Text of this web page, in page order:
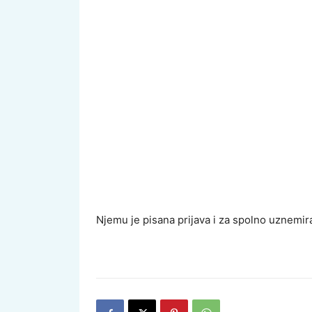
Njemu je pisana prijava i za spolno